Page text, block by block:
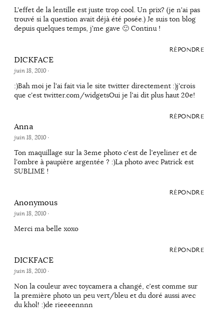
L'effet de la lentille est juste trop cool. Un prix? (je n'ai pas
trouvé si la question avait déjà été posée.) Je suis ton blog
depuis quelques temps, j'me gave 🙂 Continu !
RÉPONDRE
DICKFACE
juin 18, 2010·
:)Bah moi je l'ai fait via le site twitter directement :)j'crois
que c'est twitter.com/widgetsOui je l'ai dit plus haut 20e!
RÉPONDRE
Anna
juin 18, 2010·
Ton maquillage sur la 3eme photo c'est de l'eyeliner et de
l'ombre à paupière argentée ? :)La photo avec Patrick est
SUBLIME !
RÉPONDRE
Anonymous
juin 18, 2010·
Merci ma belle xoxo
RÉPONDRE
DICKFACE
juin 18, 2010·
Non la couleur avec toycamera a changé, c'est comme sur
la première photo un peu vert/bleu et du doré aussi avec
du khol! :)de rieeeennnn